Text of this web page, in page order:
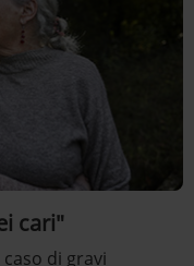
cari"
di gravi